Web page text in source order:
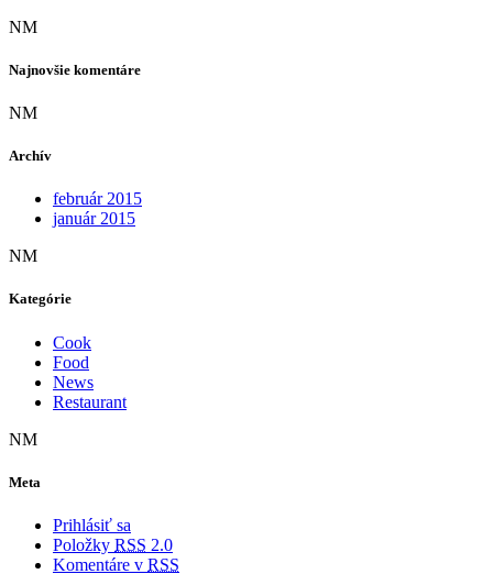
NM
Najnovšie komentáre
NM
Archív
február 2015
január 2015
NM
Kategórie
Cook
Food
News
Restaurant
NM
Meta
Prihlásiť sa
Položky RSS 2.0
Komentáre v RSS